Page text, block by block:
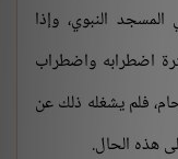
النبوي، وإذا
اضطرابه واضطراب
فلم يشغله ذلك عن
هذه الحال.